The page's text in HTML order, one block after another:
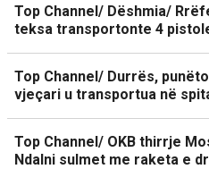
Top Channel/ Dëshmia/
teksa transportonte 4
Top Channel/ Durrës,
vjeçari u transportua në
Top Channel/ OKB thirrje
Ndalni sulmet me raketa e